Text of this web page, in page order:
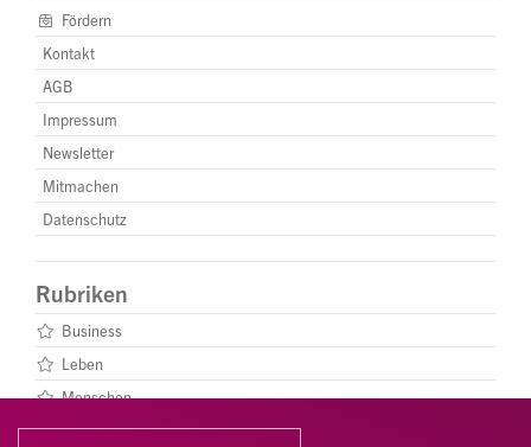
Fördern
Kontakt
AGB
Impressum
Newsletter
Mitmachen
Datenschutz
Rubriken
Business
Leben
Menschen